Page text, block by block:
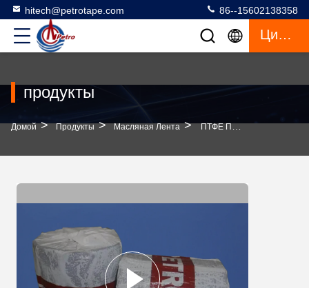
hitech@petrotape.com 86--15602138358
Цитата
продукты
Домой > Продукты > Масляная Лента > ПТФЕ Петро Лента Антикоррозионный Материал На Основе Петролата